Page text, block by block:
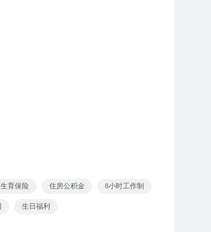
生育保险 住房公积金 8小时工作制
生日福利